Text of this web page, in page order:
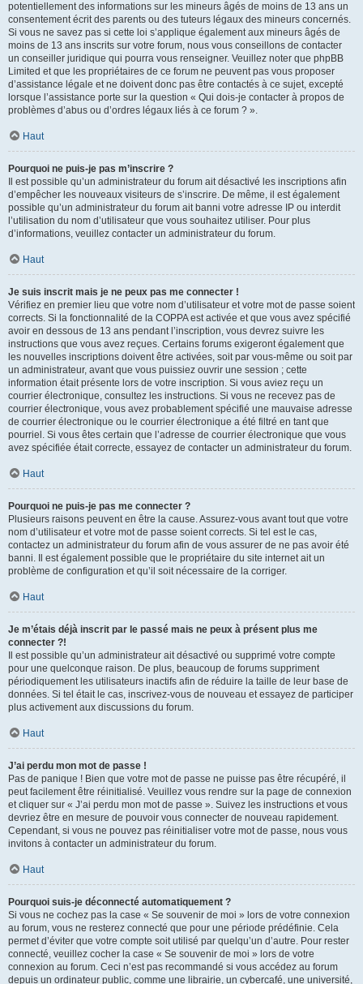
potentiellement des informations sur les mineurs âgés de moins de 13 ans un
consentement écrit des parents ou des tuteurs légaux des mineurs concernés.
Si vous ne savez pas si cette loi s’applique également aux mineurs âgés de
moins de 13 ans inscrits sur votre forum, nous vous conseillons de contacter
un conseiller juridique qui pourra vous renseigner. Veuillez noter que phpBB
Limited et que les propriétaires de ce forum ne peuvent pas vous proposer
d’assistance légale et ne doivent donc pas être contactés à ce sujet, excepté
lorsque l’assistance porte sur la question « Qui dois-je contacter à propos de
problèmes d’abus ou d’ordres légaux liés à ce forum ? ».
Haut
Pourquoi ne puis-je pas m’inscrire ?
Il est possible qu’un administrateur du forum ait désactivé les inscriptions afin
d’empêcher les nouveaux visiteurs de s’inscrire. De même, il est également
possible qu’un administrateur du forum ait banni votre adresse IP ou interdit
l’utilisation du nom d’utilisateur que vous souhaitez utiliser. Pour plus
d’informations, veuillez contacter un administrateur du forum.
Haut
Je suis inscrit mais je ne peux pas me connecter !
Vérifiez en premier lieu que votre nom d’utilisateur et votre mot de passe soient
corrects. Si la fonctionnalité de la COPPA est activée et que vous avez spécifié
avoir en dessous de 13 ans pendant l’inscription, vous devrez suivre les
instructions que vous avez reçues. Certains forums exigeront également que
les nouvelles inscriptions doivent être activées, soit par vous-même ou soit par
un administrateur, avant que vous puissiez ouvrir une session ; cette
information était présente lors de votre inscription. Si vous aviez reçu un
courrier électronique, consultez les instructions. Si vous ne recevez pas de
courrier électronique, vous avez probablement spécifié une mauvaise adresse
de courrier électronique ou le courrier électronique a été filtré en tant que
pourriel. Si vous êtes certain que l’adresse de courrier électronique que vous
avez spécifiée était correcte, essayez de contacter un administrateur du forum.
Haut
Pourquoi ne puis-je pas me connecter ?
Plusieurs raisons peuvent en être la cause. Assurez-vous avant tout que votre
nom d’utilisateur et votre mot de passe soient corrects. Si tel est le cas,
contactez un administrateur du forum afin de vous assurer de ne pas avoir été
banni. Il est également possible que le propriétaire du site internet ait un
problème de configuration et qu’il soit nécessaire de la corriger.
Haut
Je m’étais déjà inscrit par le passé mais ne peux à présent plus me
connecter ?!
Il est possible qu’un administrateur ait désactivé ou supprimé votre compte
pour une quelconque raison. De plus, beaucoup de forums suppriment
périodiquement les utilisateurs inactifs afin de réduire la taille de leur base de
données. Si tel était le cas, inscrivez-vous de nouveau et essayez de participer
plus activement aux discussions du forum.
Haut
J’ai perdu mon mot de passe !
Pas de panique ! Bien que votre mot de passe ne puisse pas être récupéré, il
peut facilement être réinitialisé. Veuillez vous rendre sur la page de connexion
et cliquer sur « J’ai perdu mon mot de passe ». Suivez les instructions et vous
devriez être en mesure de pouvoir vous connecter de nouveau rapidement.
Cependant, si vous ne pouvez pas réinitialiser votre mot de passe, nous vous
invitons à contacter un administrateur du forum.
Haut
Pourquoi suis-je déconnecté automatiquement ?
Si vous ne cochez pas la case « Se souvenir de moi » lors de votre connexion
au forum, vous ne resterez connecté que pour une période prédéfinie. Cela
permet d’éviter que votre compte soit utilisé par quelqu’un d’autre. Pour rester
connecté, veuillez cocher la case « Se souvenir de moi » lors de votre
connexion au forum. Ceci n’est pas recommandé si vous accédez au forum
depuis un ordinateur public, comme une librairie, un cybercafé, une université,